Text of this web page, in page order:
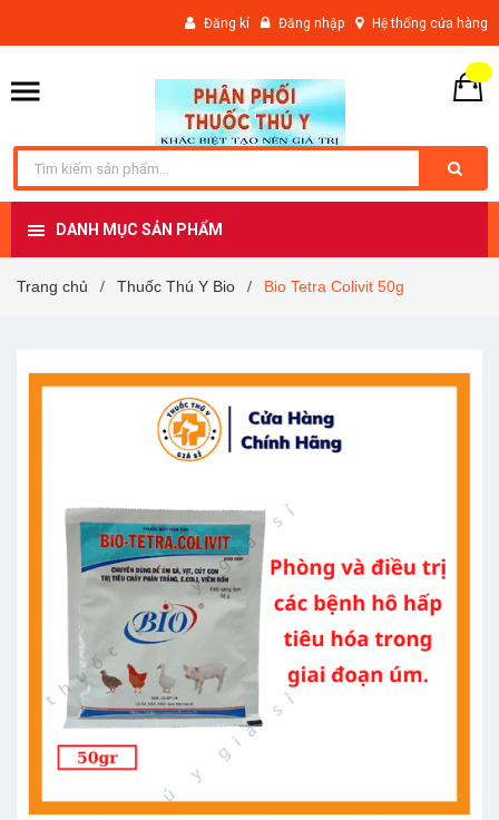
Đăng kí Đăng nhập Hệ thống cửa hàng
DANH MỤC SẢN PHẨM
Trang chủ / Thuốc Thú Y Bio / Bio Tetra Colivit 50g